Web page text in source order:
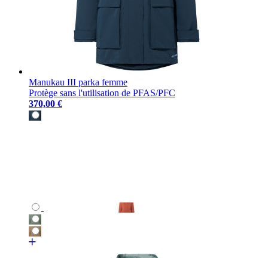
Manukau III parka femme
Protège sans l'utilisation de PFAS/PFC
370,00 €